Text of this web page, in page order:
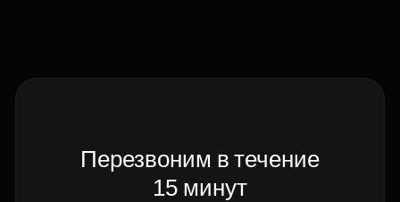
Перезвоним в течение
15 минут